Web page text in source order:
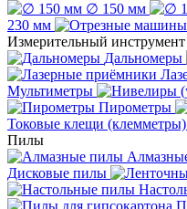
∅ 150 мм
230 мм
Измерительный инструмент
Дальномеры
Мультиметры
Пирометры
Токовые клещи (клемметры)
Пилы
Дисковые пилы